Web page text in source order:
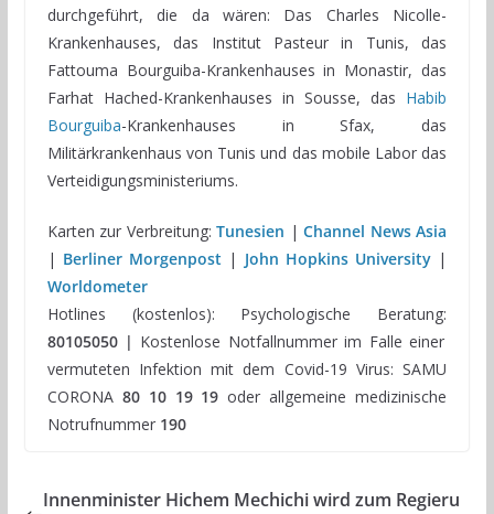
durchgeführt, die da wären: Das Charles Nicolle-
Krankenhauses, das Institut Pasteur in Tunis, das
Fattouma Bourguiba-Krankenhauses in Monastir, das
Farhat Hached-Krankenhauses in Sousse, das Habib
Bourguiba-Krankenhauses in Sfax, das
Militärkrankenhaus von Tunis und das mobile Labor das
Verteidigungsministeriums.
Karten zur Verbreitung:Tunesien |Channel News Asia
| Berliner Morgenpost | John Hopkins University |
Worldometer
Hotlines (kostenlos): Psychologische Beratung:
80105050 | Kostenlose Notfallnummer im Falle einer
vermuteten Infektion mit dem Covid-19 Virus: SAMU
CORONA 80 10 19 19 oder allgemeine medizinische
Notrufnummer 190
Innenminister Hichem Mechichi wird zum Regieru